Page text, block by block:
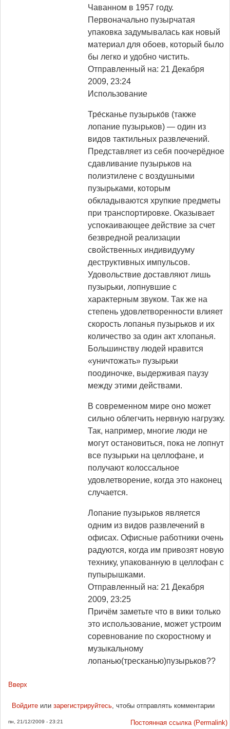
Чаванном в 1957 году.
Первоначально пузырчатая
упаковка задумывалась как новый
материал для обоев, который было
бы легко и удобно чистить.
Отправленный на: 21 Декабря
2009, 23:24
Использование
Тре́сканье пузырько́в (также
лопание пузырьков) — один из
видов тактильных развлечений.
Представляет из себя поочерёдное
сдавливание пузырьков на
полиэтилене с воздушными
пузырьками, которым
обкладываются хрупкие предметы
при транспортировке. Оказывает
успокаивающее действие за счет
безвредной реализации
свойственных индивидууму
деструктивных импульсов.
Удовольствие доставляют лишь
пузырьки, лопнувшие с
характерным звуком. Так же на
степень удовлетворенности влияет
скорость лопанья пузырьков и их
количество за один акт хлопанья.
Большинству людей нравится
«уничтожать» пузырьки
поодиночке, выдерживая паузу
между этими действами.
В современном мире оно может
сильно облегчить нервную нагрузку.
Так, например, многие люди не
могут остановиться, пока не лопнут
все пузырьки на целлофане, и
получают колоссальное
удовлетворение, когда это наконец
случается.
Лопание пузырьков является
одним из видов развлечений в
офисах. Офисные работники очень
радуются, когда им привозят новую
технику, упакованную в целлофан с
пупырышками.
Отправленный на: 21 Декабря
2009, 23:25
Причём заметьте что в вики только
это использование, может устроим
соревнование по скоростному и
музыкальному
лопанью(тресканью)пузырьков??
Вверх
Войдитеили зарегистрируйтесь, чтобы отправлять комментарии
пн, 21/12/2009 - 23:21
Постоянная ссылка (Permalink)